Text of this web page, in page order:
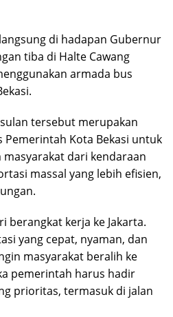
di hadapan Gubernur
tiba di Halte Cawang
armada bus
tersebut merupakan
Pemerintah Kota Bekasi untuk
dari kendaraan
massal yang lebih efisien,
berangkat kerja ke Jakarta.
yang cepat, nyaman, dan
masyarakat beralih ke
pemerintah harus hadir
prioritas, termasuk di jalan